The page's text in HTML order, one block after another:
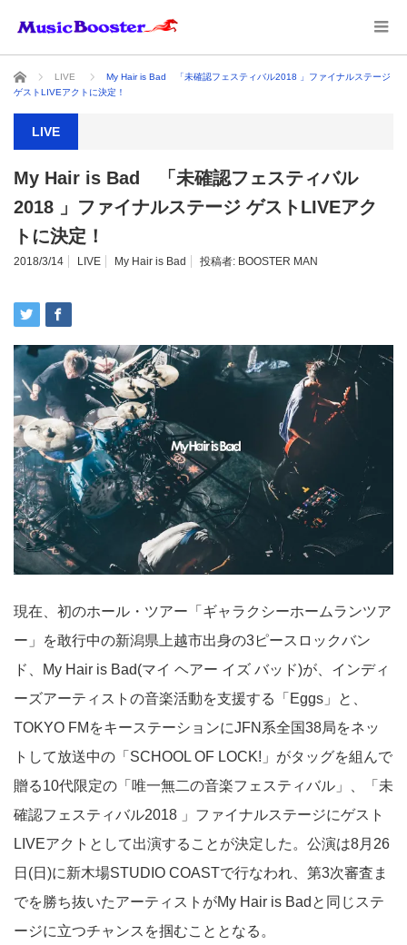
ホーム LIVE
My Hair is Bad 「未確認フェスティバル2018 」ファイナルステージ
ゲストLIVEアクトに決定！
LIVE
My Hair is Bad 「未確認フェスティバル
2018 」ファイナルステージ ゲストLIVEアク
トに決定！
2018/3/14 LIVE My Hair is Bad 投稿者: BOOSTER MAN
現在、初のホール・ツアー「ギャラクシーホームランツア
ー」を敢行中の新潟県上越市出身の3ピースロックバン
ド、My Hair is Bad(マイ ヘアー イズ バッド)が、インディ
ーズアーティストの音楽活動を支援する「Eggs」と、
TOKYO FMをキーステーションにJFN系全国38局をネッ
トして放送中の「SCHOOL OF LOCK!」がタッグを組んで
贈る10代限定の「唯一無二の音楽フェスティバル」、「未
確認フェスティバル2018 」ファイナルステージにゲスト
LIVEアクトとして出演することが決定した。公演は8月26
日(日)に新木場STUDIO COASTで行なわれ、第3次審査ま
でを勝ち抜いたアーティストがMy Hair is Badと同じステ
ージに立つチャンスを掴むこととなる。